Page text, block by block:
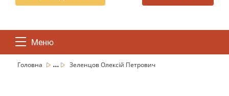
Меню
Головна ... Зеленцов Олексій Петрович